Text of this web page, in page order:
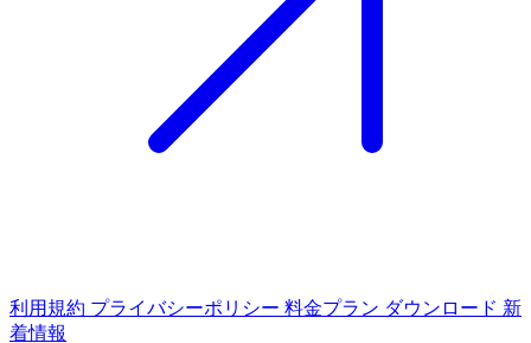
利用規約 プライバシーポリシー 料金プラン ダウンロード 新
着情報